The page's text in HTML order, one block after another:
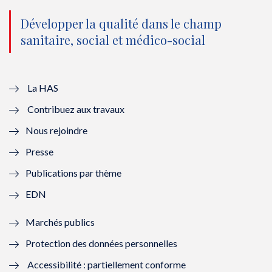
o
u
l
l
f
n
ê
n
o
e
e
n
o
u
ê
n
o
Développer la qualité dans le champ
sanitaire, social et médico-social
La HAS
Contribuez aux travaux
Nous rejoindre
Presse
Publications par thème
EDN
Marchés publics
Protection des données personnelles
Accessibilité : partiellement conforme